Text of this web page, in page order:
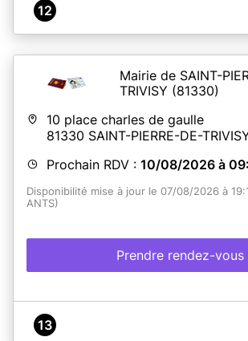
12
Mairie de SAINT-
TRIVISY (81330)
10 place charles de gaulle
81330 SAINT-PIERRE-DE-
Prochain RDV : 10/08/2026 à
Disponibilité mise à jour le 07/08/2026 à
ANTS)
Prendre rendez-vous
13